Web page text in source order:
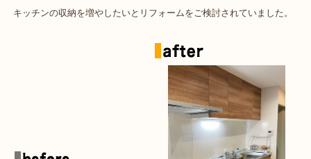
キッチンの収納を増やしたいとリフォームをご検討されていました。